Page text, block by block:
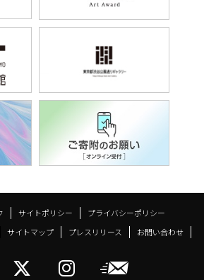
サイトポリシー
プライバシーポリシー
サイトマップ プレスリリース お問い合わせ
ーキョーアーツ